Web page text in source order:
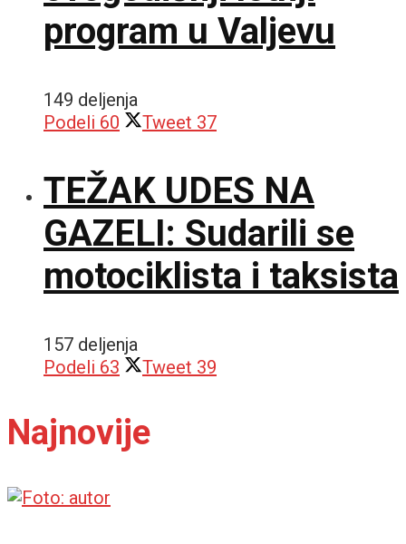
program u Valjevu
149 deljenja
Podeli 60 Tweet 37
TEŽAK UDES NA
GAZELI: Sudarili se
motociklista i taksista
157 deljenja
Podeli 63 Tweet 39
Najnovije